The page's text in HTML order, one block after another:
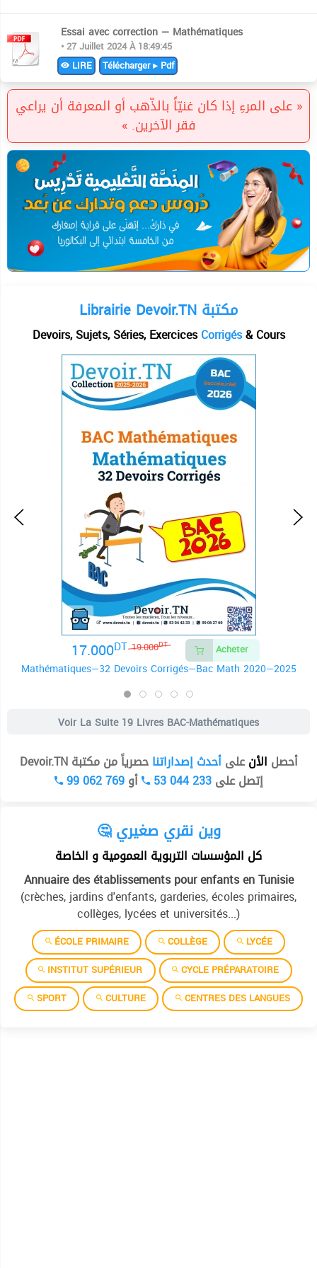
Essai avec correction — Mathématiques
• 27 Juillet 2024 À 18:49:45
LIRE Télécharger ▸ Pdf
« على المرءِ إذا كان غنيّاً بالذّهب أو المعرفة أن يراعي
فقر الآخرين. »
Librairie Devoir.TN مكتبة
Devoirs, Sujets, Séries, ExercicesCorrigés& Cours
19.000DT
17.000DT Acheter
Mathématiques—32 Devoirs Corrigés—Bac Math 2020—2025
Voir La Suite 19 Livres BAC-Mathématiques
أحصل الأنعلىأحدث إصداراتناحصرياً من مكتبة Devoir.TN
إتصل على53 044 233 أو99 062 769
🤔 وين نقري صغيري
كل المؤسسات التربوية العمومية و الخاصة
Annuaire des établissements pour enfants en Tunisie
(crèches, jardins d'enfants, garderies, écoles primaires,
collèges, lycées et universités...)
ÉCOLE PRIMAIRE COLLÈGE
LYCÉE
INSTITUT SUPÉRIEUR
CYCLE PRÉPARATOIRE
SPORT
CULTURE CENTRES DES LANGUES